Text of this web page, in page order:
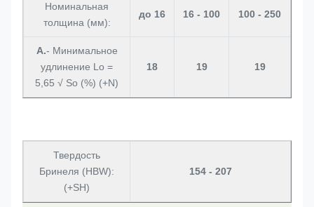
Номинальная
толщина (мм):
до 16 16 - 100 100 - 250
А.- Минимальное
удлинение Lo =
5,65 √ So (%) (+N)
18 19 19
Твердость
Бринеля (HBW):
(+SH)
154 - 207